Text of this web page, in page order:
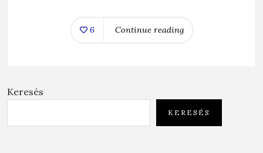
6 Continue reading
Keresés
KERESÉS